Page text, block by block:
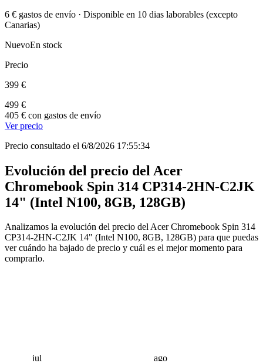
6 € gastos de envío · Disponible en 10 dias laborables (excepto
Canarias)
NuevoEn stock
Precio
399 €
499 €
405 € con gastos de envío
Ver precio
Precio consultado el 6/8/2026 17:55:34
Evolución del precio del Acer
Chromebook Spin 314 CP314-2HN-C2JK
14" (Intel N100, 8GB, 128GB)
Analizamos la evolución del precio del Acer Chromebook Spin 314
CP314-2HN-C2JK 14" (Intel N100, 8GB, 128GB) para que puedas
ver cuándo ha bajado de precio y cuál es el mejor momento para
comprarlo.
jul ago